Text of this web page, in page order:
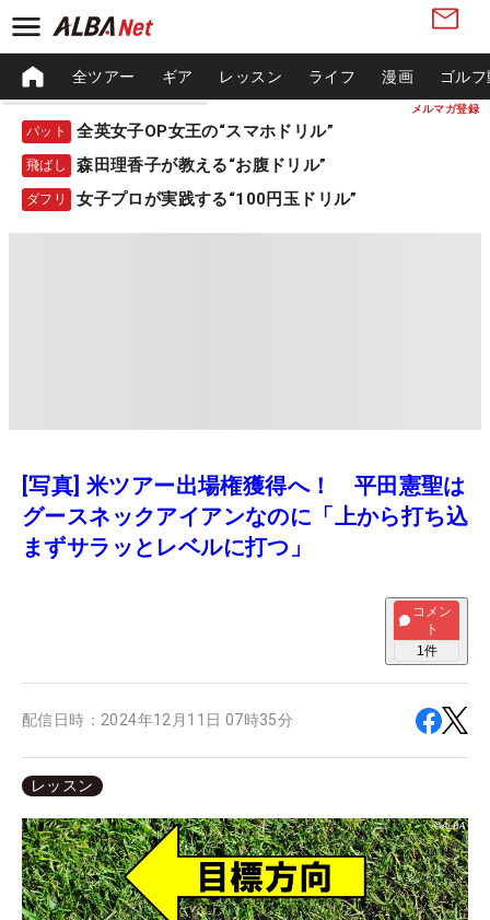
メルマガ登録
全ツアー ギア レッスン ライフ 漫画 ゴル
パット 全英女子OP女王の“スマホドリル”
飛ばし 森田理香子が教える“お腹ドリル”
ダフリ 女子プロが実践する“100円玉ドリル”
[写真] 米ツアー出場権獲得へ！ 平田憲聖は
グースネックアイアンなのに「上から打ち込
まずサラッとレベルに打つ」
コメン
ト
1件
配信日時： 2024年12月11日 07時35分
レッスン